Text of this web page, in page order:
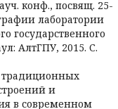
конф., посвящ. 25-
лаборатории
государственного
АлтГПУ, 2015. С.
традиционных
и
в современном